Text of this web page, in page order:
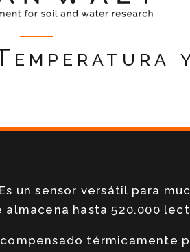
un sensor versátil para
hasta 520.000
térmicamente